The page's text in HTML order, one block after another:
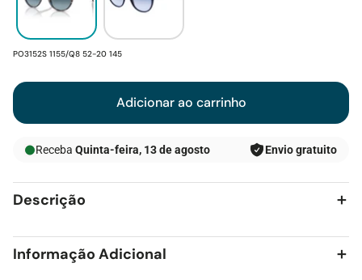
SKU:
PO3152S 1155/Q8 52-20 145
Adicionar ao carrinho
Receba Quinta-feira, 13 de agosto Envio gratuito
Descrição
Informação Adicional